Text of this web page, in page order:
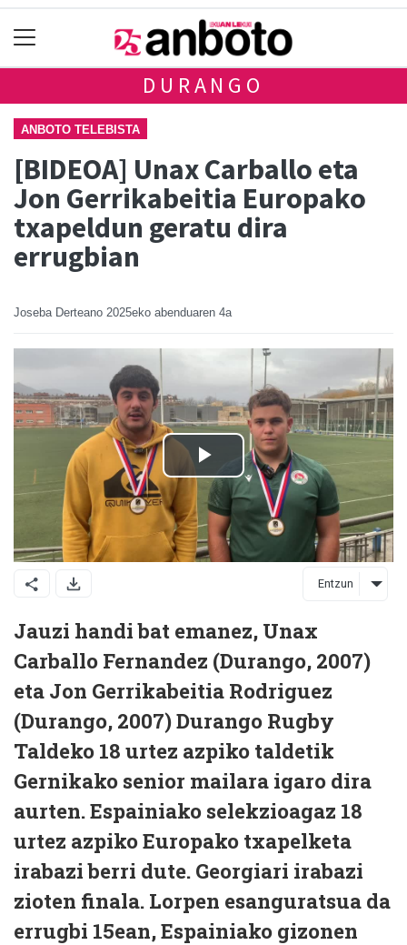
DURANGO
ANBOTO TELEBISTA
[BIDEOA] Unax Carballo eta
Jon Gerrikabeitia Europako
txapeldun geratu dira
errugbian
Joseba Derteano 2025eko abenduaren 4a
Entzun
Jauzi handi bat emanez, Unax
Carballo Fernandez (Durango, 2007)
eta Jon Gerrikabeitia Rodriguez
(Durango, 2007) Durango Rugby
Taldeko 18 urtez azpiko taldetik
Gernikako senior mailara igaro dira
aurten. Espainiako selekzioagaz 18
urtez azpiko Europako txapelketa
irabazi berri dute. Georgiari irabazi
zioten finala. Lorpen esanguratsua da
errugbi 15ean, Espainiako gizonen